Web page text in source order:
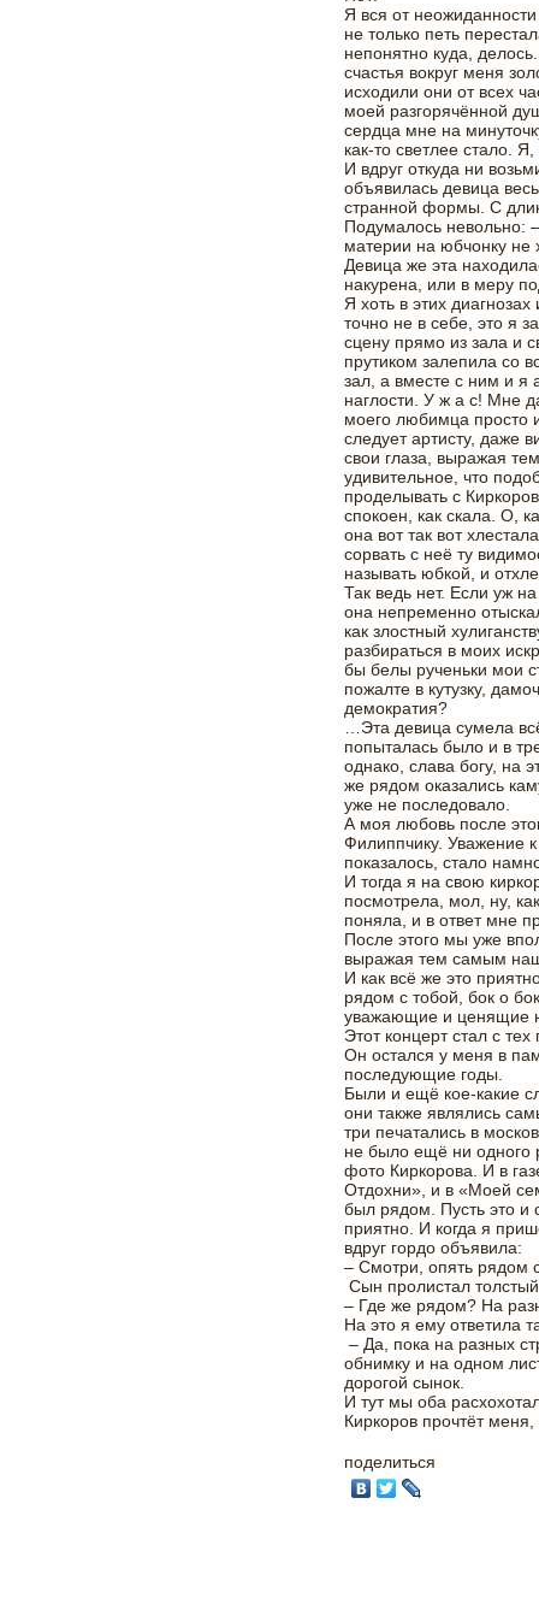
Я вся от
не только петь
непонятно куда,
счастья вокруг меня
исходили они от всех
моей разгорячённой
сердца мне на
как-то светлее стало.
И вдруг откуда ни
объявилась девица
странной формы. С
Подумалось невольно:
материи на юбчонку не
Девица же эта
накурена, или в меру
Я хоть в этих
точно не в себе, это я
сцену прямо из зала и
прутиком залепила со
зал, а вместе с ним и я
наглости. У ж а с! Мне
моего любимца просто
следует артисту, даже
свои глаза, выражая
удивительное, что
проделывать с
спокоен, как скала. О,
она вот так вот
сорвать с неё ту
называть юбкой, и
Так ведь нет. Если уж
она непременно
как злостный
разбираться в моих
бы белы рученьки мои
пожалте в кутузку,
демократия?
…Эта девица сумела
попыталась было и в
однако, слава богу, на
же рядом оказались
уже не последовало.
А моя любовь после
Филиппчику. Уважение
показалось, стало
И тогда я на свою
посмотрела, мол, ну,
поняла, и в ответ мне
После этого мы уже
выражая тем самым
И как всё же это
рядом с тобой, бок о
уважающие и ценящие
Этот концерт стал с
Он остался у меня в
последующие годы.
Были и ещё кое-какие
они также являлись
три печатались в
не было ещё ни одного
фото Киркорова. И в
Отдохни», и в «Моей
был рядом. Пусть это и
приятно. И когда я
вдруг гордо объявила:
– Смотри, опять рядом
Сын пролистал
– Где же рядом? На
На это я ему ответила
– Да, пока на разных
обнимку и на одном
дорогой сынок.
И тут мы оба
Киркоров прочтёт
поделиться